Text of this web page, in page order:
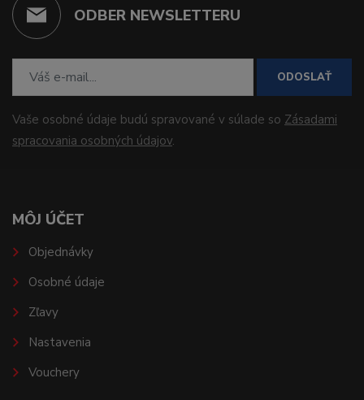
ODBER NEWSLETTERU
ODOSLAŤ
Vaše osobné údaje budú spravované v súlade so Zásadami
spracovania osobných údajov.
MÔJ ÚČET
Objednávky
Osobné údaje
Zľavy
Nastavenia
Vouchery